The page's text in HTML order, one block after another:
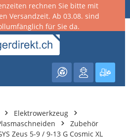
rechnen Sie bitte mit
Versandzeit. Ab 03.08. sind
für Sie da.
Elektrowerkzeug
Zubehör
Zeus 5-9 / 9-13 G Cosmic XL